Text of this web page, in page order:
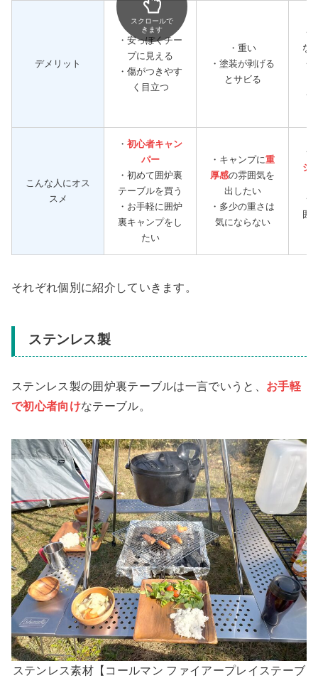
デメリット
・安っぽくチー
プに見える
・傷がつきやす
く目立つ
・重い
・塗装が剥げる
とサビる
・
な
・
・
こんな人にオス
スメ
・ 初心者キャン
パー
・初めて囲炉裏
テーブルを買う
・お手軽に囲炉
裏キャンプをし
たい
・キャンプに重
厚感の雰囲気を
出したい
・多少の重さは
気にならない
・
シ
・
囲
スクロールで
きます
それぞれ個別に紹介していきます。
ステンレス製
ステンレス製の囲炉裏テーブルは一言でいうと、 お手軽
で初心者向けなテーブル。
ステンレス素材【コールマン ファイアープレイステーブ